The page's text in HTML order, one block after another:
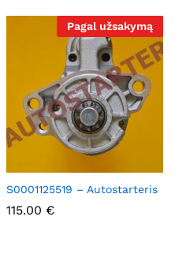
Pagal užsakymą
S0001125519 – Autostarteris
115.00 €